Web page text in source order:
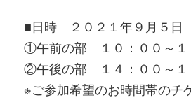
■日時 ２０２１年９月５日
①午前の部 １０：００～１
②午後の部 １４：００～１
※ご参加希望のお時間帯のチ